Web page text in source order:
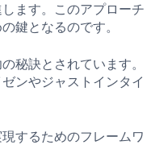
ます。このアプローチ
鍵となるのです。
秘訣とされています。
ンやジャストインタイ
するためのフレームワ